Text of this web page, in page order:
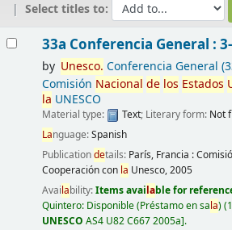
Select titles to:
33a Conferencia General :
by Unesco. Conferencia General
Comisión Nacional de los Estados
la UNESCO
Material type: Text; Literary form: Not
Language:Spanish
Publicationdetails: París, Francia :
Cooperación con la Unesco,2005
Availability:Items available for
Quintero: Disponible (Préstamo en sala)
UNESCO AS4 U82 C667 2005a .